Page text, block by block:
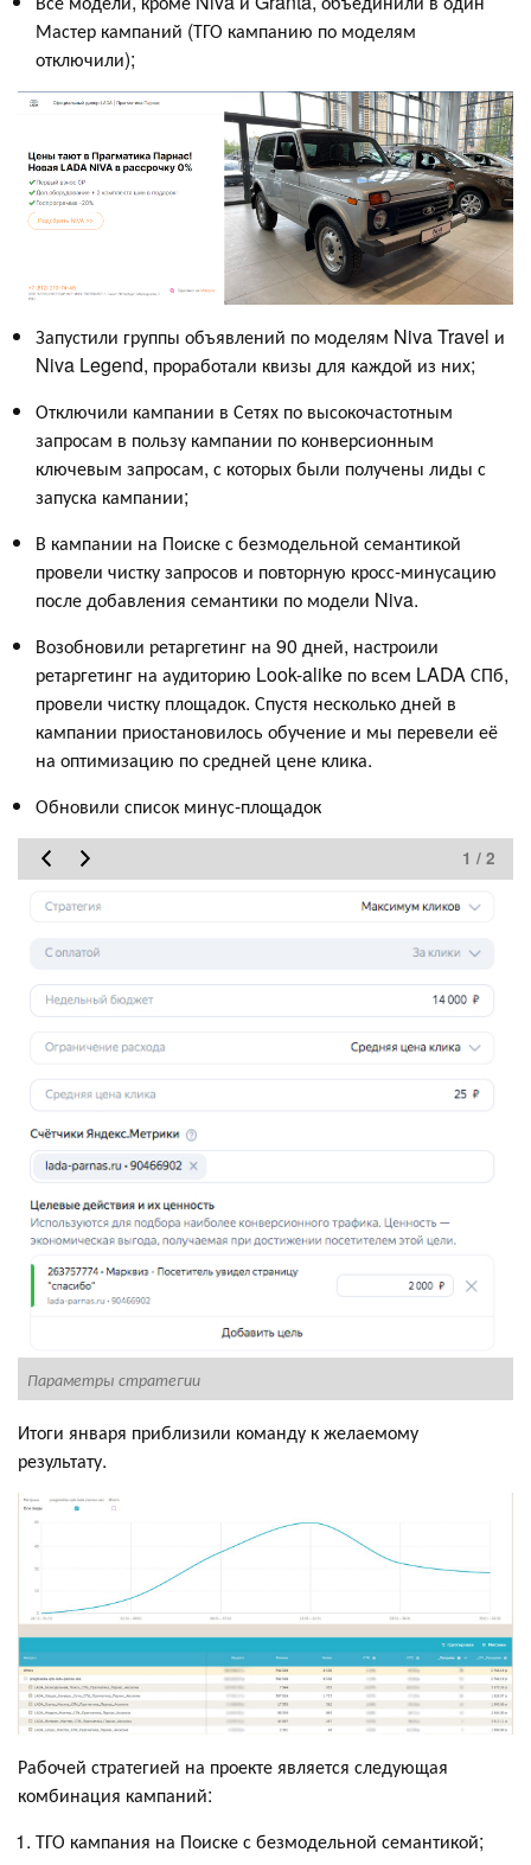
Мастер кампаний (ТГО кампанию по моделям
отключили);
Запустили группы объявлений по моделям Niva Travel и
Niva Legend, проработали квизы для каждой из них;
Отключили кампании в Сетях по высокочастотным
запросам в пользу кампании по конверсионным
ключевым запросам, с которых были получены лиды с
запуска кампании;
В кампании на Поиске с безмодельной семантикой
провели чистку запросов и повторную кросс-минусацию
после добавления семантики по модели Niva.
Возобновили ретаргетинг на 90 дней, настроили
ретаргетинг на аудиторию Look-alike по всем LADA СПб,
провели чистку площадок. Спустя несколько дней в
кампании приостановилось обучение и мы перевели её
на оптимизацию по средней цене клика.
Обновили список минус-площадок
1 / 2
Параметры стратегии
Итоги января приблизили команду к желаемому
результату.
Рабочей стратегией на проекте является следующая
комбинация кампаний:
ТГО кампания на Поиске с безмодельной семантикой;